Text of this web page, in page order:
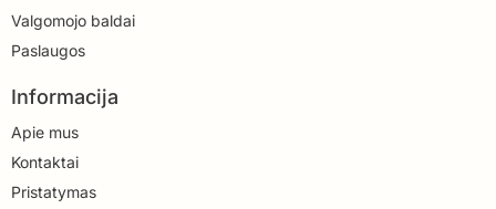
Valgomojo baldai
Paslaugos
Informacija
Apie mus
Kontaktai
Pristatymas